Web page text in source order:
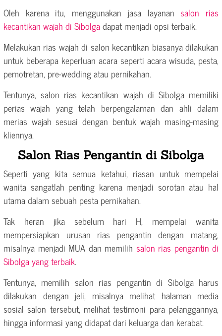
Oleh karena itu, menggunakan jasa layanan salon rias
kecantikan wajah di Sibolgadapat menjadi opsi terbaik.
Melakukan rias wajah di salon kecantikan biasanya dilakukan
untuk beberapa keperluan acara seperti acara wisuda, pesta,
pemotretan, pre-wedding atau pernikahan.
Tentunya, salon rias kecantikan wajah di Sibolga memiliki
perias wajah yang telah berpengalaman dan ahli dalam
merias wajah sesuai dengan bentuk wajah masing-masing
kliennya.
Salon Rias Pengantin di Sibolga
Seperti yang kita semua ketahui, riasan untuk mempelai
wanita sangatlah penting karena menjadi sorotan atau hal
utama dalam sebuah pesta pernikahan.
Tak heran jika sebelum hari H, mempelai wanita
mempersiapkan urusan rias pengantin dengan matang,
misalnya menjadi MUA dan memilih salon rias pengantin di
Sibolga yang terbaik.
Tentunya, memilih salon rias pengantin di Sibolga harus
dilakukan dengan jeli, misalnya melihat halaman media
sosial salon tersebut, melihat testimoni para pelanggannya,
hingga informasi yang didapat dari keluarga dan kerabat.